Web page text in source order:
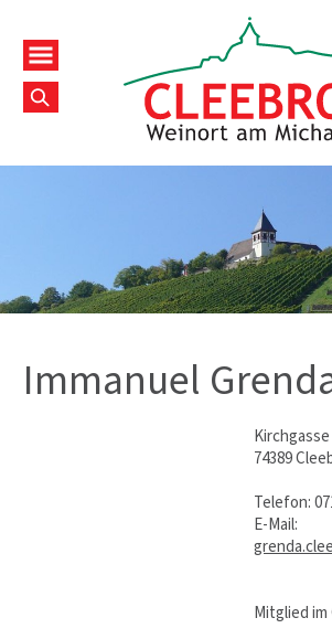
Immanuel
Kirchgasse
74389
Telefon:
E-Mail:
Mitglied im